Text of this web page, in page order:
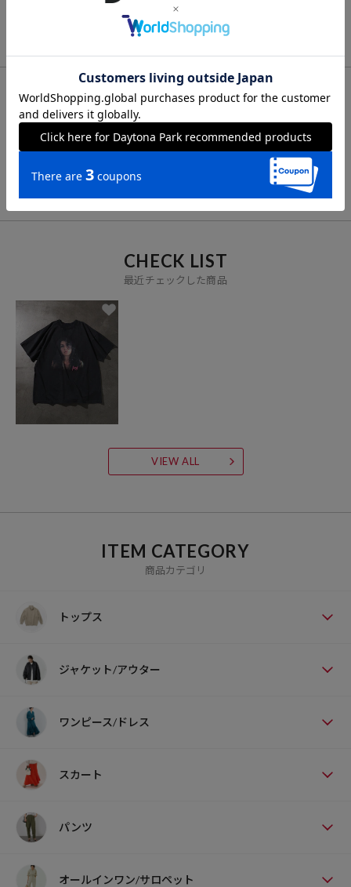
ト 吸水速乾
FOR YOU
あなたにおすすめのアイテム
CHECK LIST
最近チェックした商品
VIEW ALL
ITEM CATEGORY
商品カテゴリ
トップス
ジャケット/アウター
ワンピース/ドレス
スカート
パンツ
オールインワン/サロペット